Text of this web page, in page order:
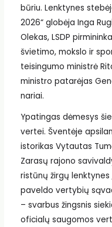
būriu. Lenktynes
2026“ globėja Inga
Olekas, LSDP
švietimo, mokslo ir
teisingumo ministrė
ministro patarėjas
nariai.
Ypatingas dėmesys
vertei. Šventėje
istorikas Vytautas
Zarasų rajono
ristūnų žirgų
paveldo vertybių
– svarbus žingsnis
oficialų saugomos